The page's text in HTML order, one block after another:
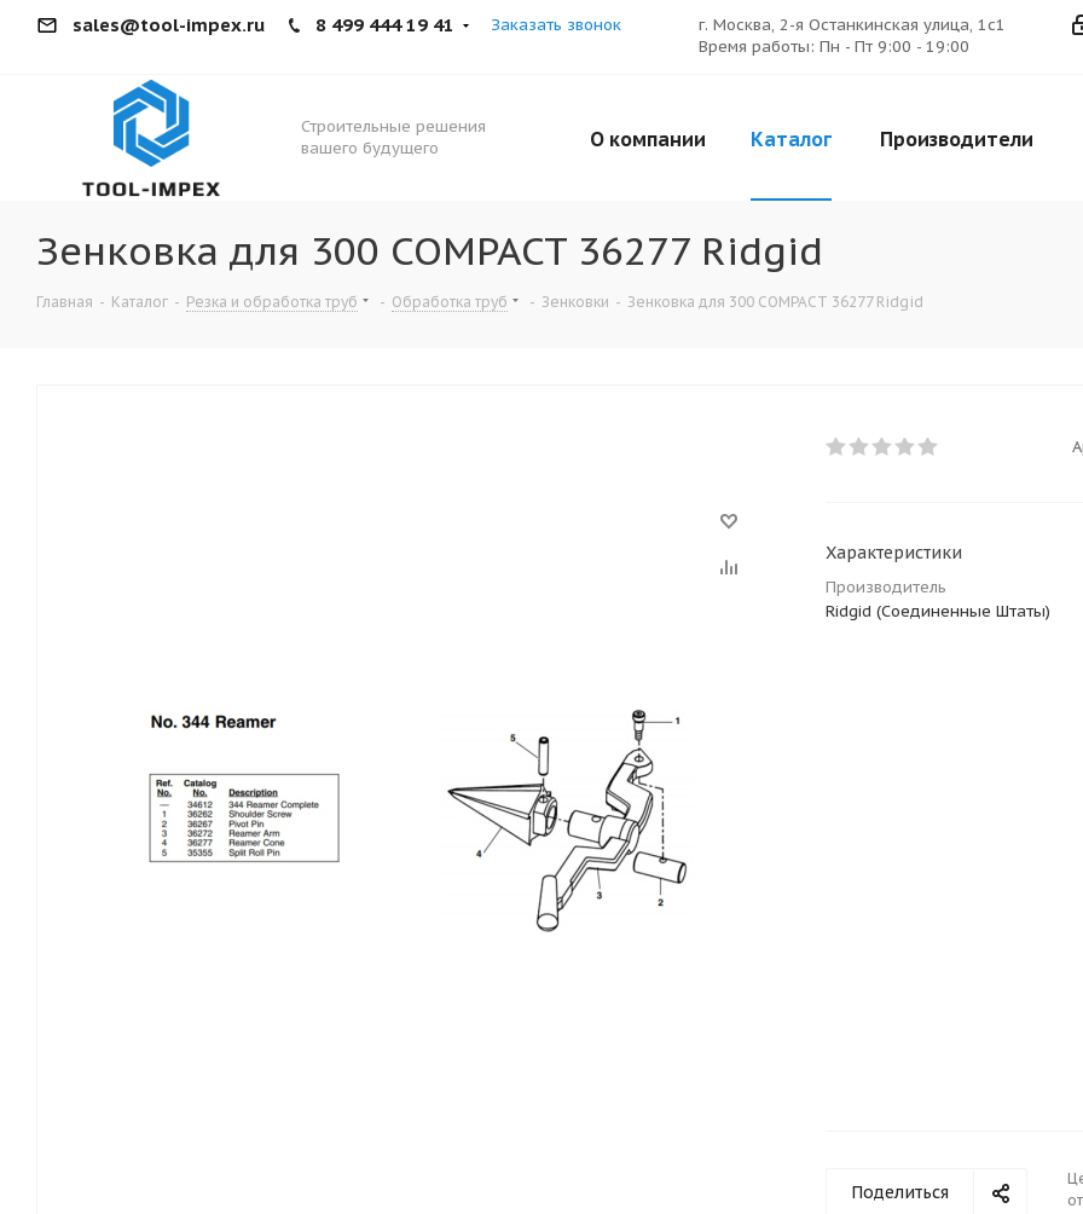
sales@tool-impex.ru 8 499 444 19 41 Заказать звонок
г. Москва, 2-я Останкинская улица, 1с1
Время работы: Пн - Пт 9:00 - 19:00
Строительные решения
вашего будущего
О компании Каталог Производители
Зенковка для 300 COMPACT 36277 Ridgid
Главная - Каталог - Резка и обработка труб - Обработка труб - Зенковки - Зенковка для 300 COMPACT 36277 Ridgid
Характеристики
Производитель
Ridgid (Соединенные Штаты)
Поделиться